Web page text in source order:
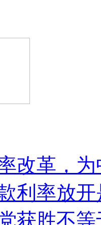
改革，
利率放
获胜不